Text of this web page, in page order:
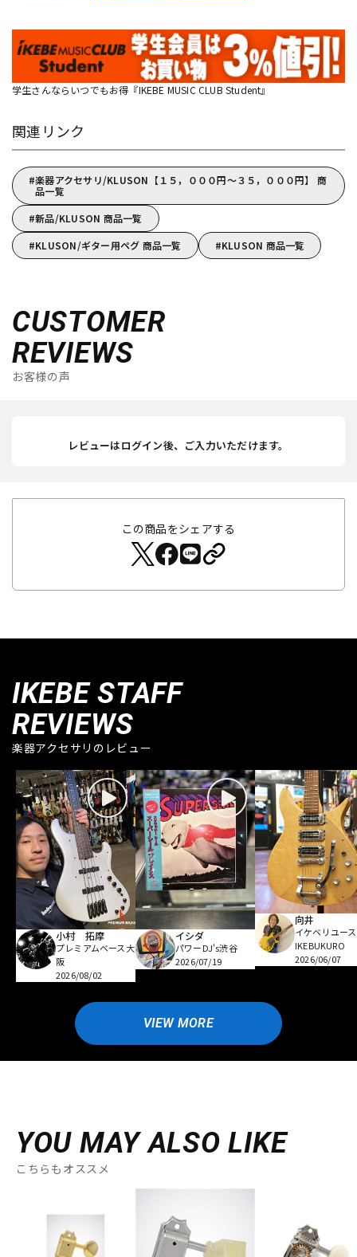
学生さんならいつでもお得『IKEBE MUSIC CLUB Student』
関連リンク
楽器アクセサリ/KLUSON【１５，０００円～３５，０００円】 商
品一覧
新品/KLUSON 商品一覧
KLUSON/ギター用ペグ 商品一覧
KLUSON 商品一覧
CUSTOMER
REVIEWS
お客様の声
レビューはログイン後、ご入力いただけます。
この商品をシェアする
IKEBE STAFF
REVIEWS
楽器アクセサリのレビュー
小村 拓摩
プレミアムベース大
阪
2026/08/02
イシダ
パワーDJ's渋谷
2026/07/19
向井
イケベリユース
IKEBUKURO
2026/06/07
VIEW MORE
YOU MAY ALSO LIKE
こちらもオススメ